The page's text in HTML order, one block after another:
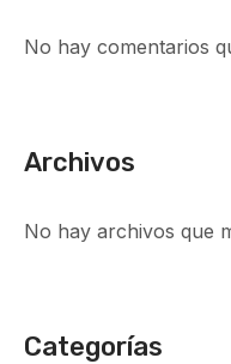
No hay comentarios
Archivos
No hay archivos que
Categorías